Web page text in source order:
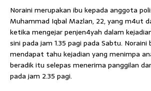
Noraini merupakan ibu kepada anggota
Muhammad Iqbal Mazlan, 22, yang m4ut
ketika mengejar penjen4yah dalam
sini pada jam 1.35 pagi pada Sabtu. Noraini
mendapat tahu kejadian yang menimpa
beradik itu selepas menerima panggilan
pada jam 2.35 pagi.